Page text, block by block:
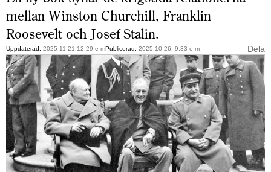
mellan Winston Churchill, Franklin
Roosevelt och Josef Stalin.
Uppdaterad: 2025-11-21,12:29 e mPublicerad: 2025-10-26, 9:33 e m Dela